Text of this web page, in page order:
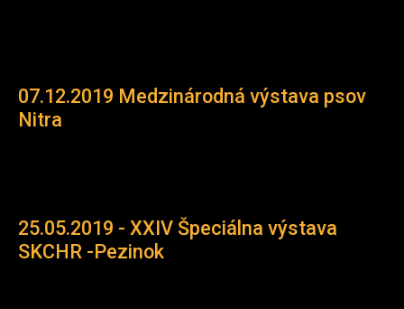
07.12.2019 Medzinárodná výstava psov
Nitra
25.05.2019 - XXIV Špeciálna výstava
SKCHR -Pezinok